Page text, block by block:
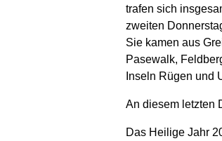
trafen sich
zweiten
Sie kamen aus
Pasewalk,
Inseln Rügen und
An diesem letzten
Das Heilige Jahr